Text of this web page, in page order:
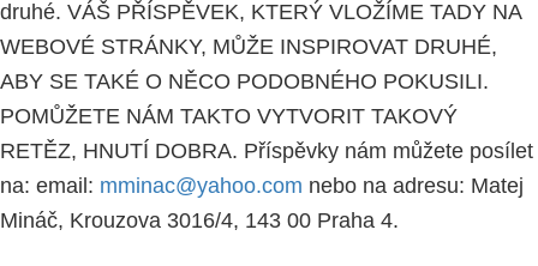
druhé. VÁŠ PŘÍSPĚVEK, KTERÝ VLOŽÍME TADY NA
WEBOVÉ STRÁNKY, MŮŽE INSPIROVAT DRUHÉ,
ABY SE TAKÉ O NĚCO PODOBNÉHO POKUSILI.
POMŮŽETE NÁM TAKTO VYTVORIT TAKOVÝ
RETĚZ, HNUTÍ DOBRA. Příspěvky nám můžete posílet
na: email: mminac@yahoo.com nebo na adresu: Matej
Mináč, Krouzova 3016/4, 143 00 Praha 4.